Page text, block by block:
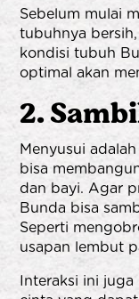
Sebelum mulai
tubuhnya
kondisi tubuh
optimal akan
2.
Menyusui
bisa
dan bayi. Agar
Bunda bisa
Seperti
usapan lembut
Interaksi ini juga